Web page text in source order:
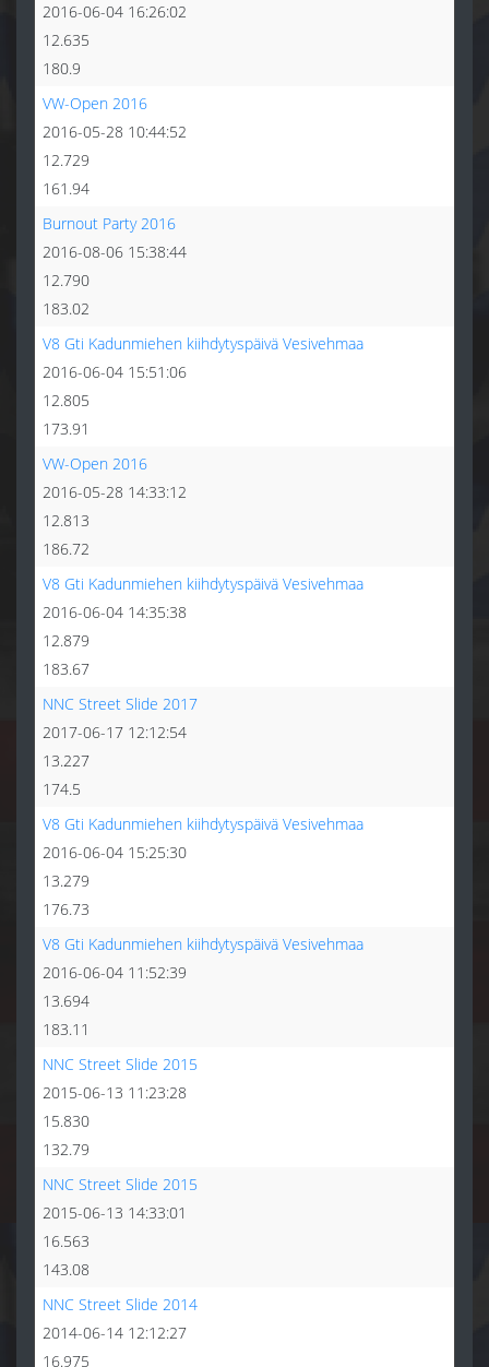
2016-06-04 16:26:02
12.635
180.9
VW-Open 2016
2016-05-28 10:44:52
12.729
161.94
Burnout Party 2016
2016-08-06 15:38:44
12.790
183.02
V8 Gti Kadunmiehen kiihdytyspäivä Vesivehmaa
2016-06-04 15:51:06
12.805
173.91
VW-Open 2016
2016-05-28 14:33:12
12.813
186.72
V8 Gti Kadunmiehen kiihdytyspäivä Vesivehmaa
2016-06-04 14:35:38
12.879
183.67
NNC Street Slide 2017
2017-06-17 12:12:54
13.227
174.5
V8 Gti Kadunmiehen kiihdytyspäivä Vesivehmaa
2016-06-04 15:25:30
13.279
176.73
V8 Gti Kadunmiehen kiihdytyspäivä Vesivehmaa
2016-06-04 11:52:39
13.694
183.11
NNC Street Slide 2015
2015-06-13 11:23:28
15.830
132.79
NNC Street Slide 2015
2015-06-13 14:33:01
16.563
143.08
NNC Street Slide 2014
2014-06-14 12:12:27
16.975